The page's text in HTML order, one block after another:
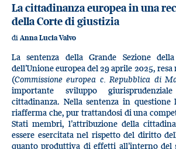
La cittadinanza europea in una
della Corte di giustizia
di Anna Lucia Valvo
La sentenza della Grande Sezione
dell’Unione europea del 29 aprile 2025,
(Commissione europea c. Repubblica di
importante sviluppo
cittadinanza. Nella sentenza in
riafferma che, pur trattandosi di una
Stati membri, l’attribuzione della
essere esercitata nel rispetto del diritto
quanto produttiva di effetti all’interno del